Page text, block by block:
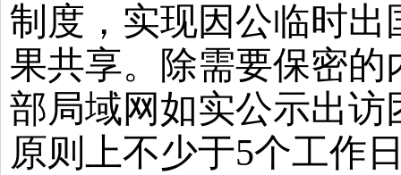
制度，实现因公临时
果共享。除需要保密
部局域网如实公示出
原则上不少于5个工作